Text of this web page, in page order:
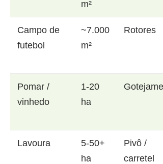
m²
Campo de
futebol
~7.000
m²
Rotores
Pomar /
vinhedo
1-20
ha
Lavoura
5-50+
ha
Pivô /
carretel